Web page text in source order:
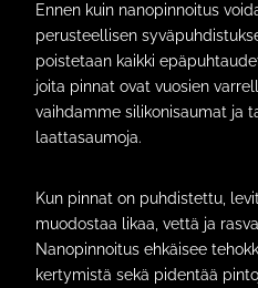
Ennen kuin nanopinnoitus
perusteellisen
poistetaan kaikki
joita pinnat ovat vuosien
vaihdamme silikonisaumat ja
laattasaumoja.
Kun pinnat on puhdistettu,
muodostaa likaa, vettä ja
Nanopinnoitus ehkäisee
kertymistä sekä pidentää